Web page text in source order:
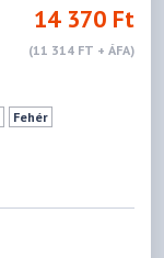
14 370 Ft
(11 314 FT + ÁFA)
Fehér